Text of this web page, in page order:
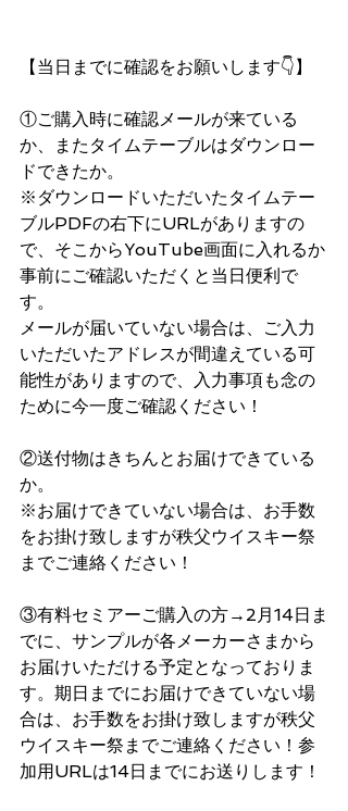
【当日までに確認をお願いします👇】
①ご購入時に確認メールが来ている
か、またタイムテーブルはダウンロー
ドできたか。
※ダウンロードいただいたタイムテー
ブルPDFの右下にURLがありますの
で、そこからYouTube画面に入れるか
事前にご確認いただくと当日便利で
す。
メールが届いていない場合は、ご入力
いただいたアドレスが間違えている可
能性がありますので、入力事項も念の
ために今一度ご確認ください！
②送付物はきちんとお届けできている
か。
※お届けできていない場合は、お手数
をお掛け致しますが秩父ウイスキー祭
までご連絡ください！
③有料セミアーご購入の方→2月14日ま
でに、サンプルが各メーカーさまから
お届けいただける予定となっておりま
す。期日までにお届けできていない場
合は、お手数をお掛け致しますが秩父
ウイスキー祭までご連絡ください！参
加用URLは14日までにお送りします！